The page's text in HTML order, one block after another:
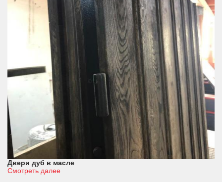
Двери дуб в масле
Смотреть далее